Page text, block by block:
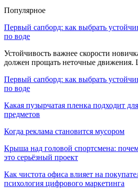
Популярное
Первый сапборд: как выбрать
по воде
Устойчивость важнее скорости
должен прощать неточные
Первый сапборд: как выбрать
по воде
Какая пузырчатая пленка подходит
предметов
Когда реклама становится мусором
Крыша над головой спортсмена:
это серьёзный проект
Как чистота офиса влияет на
психология цифрового маркетинга